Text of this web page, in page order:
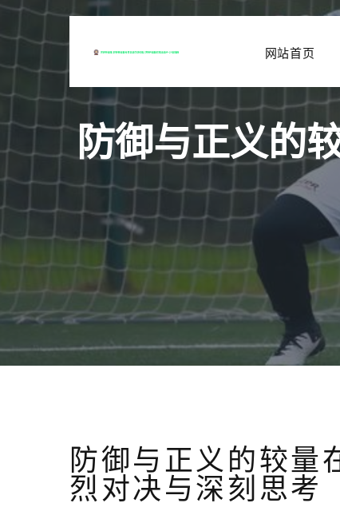
网站首页
防御与正义的
防御与正义的较量
烈对决与深刻思考